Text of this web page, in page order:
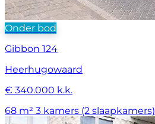
Onder bod
Gibbon 124
Heerhugowaard
€ 340.000 k.k.
68 m² 3 kamers (2 slaapkamers)